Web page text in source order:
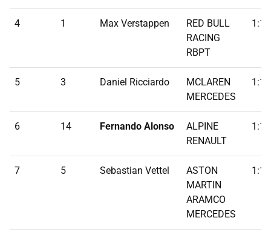
4 1 Max Verstappen
RED BULL
RACING
RBPT
5 3 Daniel Ricciardo
MCLAREN
MERCEDES
6 14 Fernando Alonso
ALPINE
RENAULT
7 5 Sebastian Vettel
ASTON
MARTIN
ARAMCO
MERCEDES